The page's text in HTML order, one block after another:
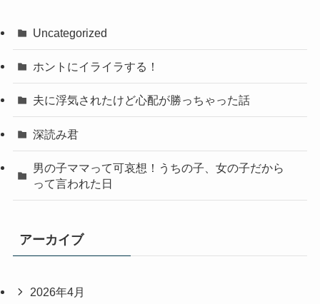
Uncategorized
ホントにイライラする！
夫に浮気されたけど心配が勝っちゃった話
深読み君
男の子ママって可哀想！うちの子、女の子だから
って言われた日
アーカイブ
2026年4月